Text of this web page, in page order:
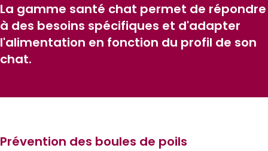
La gamme santé chat permet de répondre
à des besoins spécifiques et d'adapter
l'alimentation en fonction du profil de son
chat.
Prévention des boules de poils